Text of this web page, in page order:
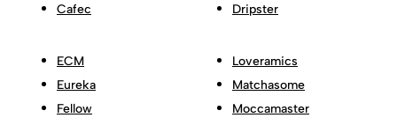
Cafec
Dripster
ECM
Eureka
Fellow
Loveramics
Matchasome
Moccamaster